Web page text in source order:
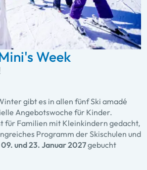
Week
gibt es in allen fünf Ski amadé
Angebotswoche für Kinder.
für Familien mit Kleinkindern gedacht,
Programm der Skischulen und
09. und 23. Januar 2027gebucht